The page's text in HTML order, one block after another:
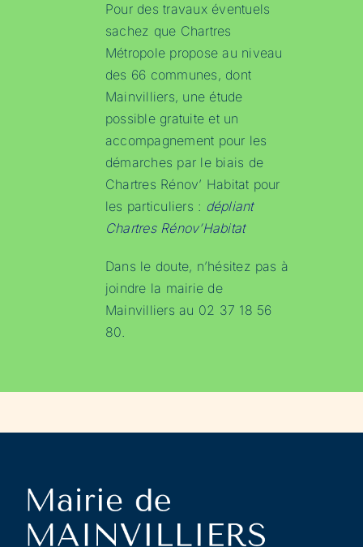
Pour des travaux éventuels
sachez que Chartres
Métropole propose au niveau
des 66 communes, dont
Mainvilliers, une étude
possible gratuite et un
accompagnement pour les
démarches par le biais de
Chartres Rénov’ Habitat pour
les particuliers : dépliant
Chartres Rénov’Habitat
Dans le doute, n’hésitez pas à
joindre la mairie de
Mainvilliers au 02 37 18 56
80.